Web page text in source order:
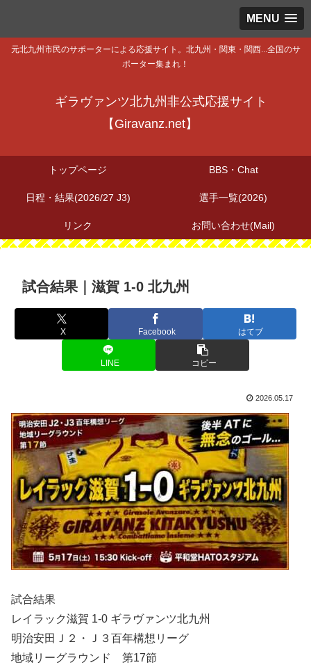
MENU
元北九州市民のサポーターによる応援サイト。北九州・関東・関西...全国のサ
ポーター集まれ！
ギラヴァンツ北九州非公式応援サイト
【Giravanz.net】
トップページ BBS・Chat
日程・結果(2026/27 J3) 選手一覧(2026)
リンク お問い合わせ(Mail)
試合結果｜滋賀 1-0 北九州
X Facebook はてブ
LINE コピー
2026.05.17
試合結果
レイラック滋賀 1-0 ギラヴァンツ北九州
明治安田Ｊ２・Ｊ３百年構想リーグ
地域リーグラウンド 第17節